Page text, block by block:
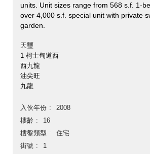
units. Unit sizes range from 568 s.f. 1-
over 4,000 s.f. special unit with private
garden.
天璽
1 柯士甸道西
西九龍
油尖旺
九龍
入伙年份
2008
樓齡
16
樓盤類型
住宅
街號
1